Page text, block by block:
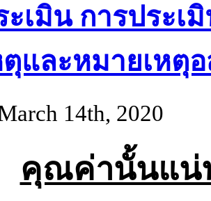
เมิน การประเ
และหมายเหตุ
14th, 2020
คุณค่านั้นแน่